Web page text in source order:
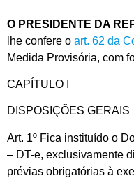
O PRESIDENTE DA
lhe confere o art. 62 da
Medida Provisória, com
CAPÍTULO I
DISPOSIÇÕES GERAIS
Art. 1º Fica instituído o
– DT-e, exclusivamente
prévias obrigatórias à